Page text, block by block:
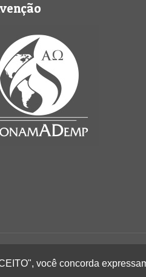
Perus - Todos os direitos
você concorda